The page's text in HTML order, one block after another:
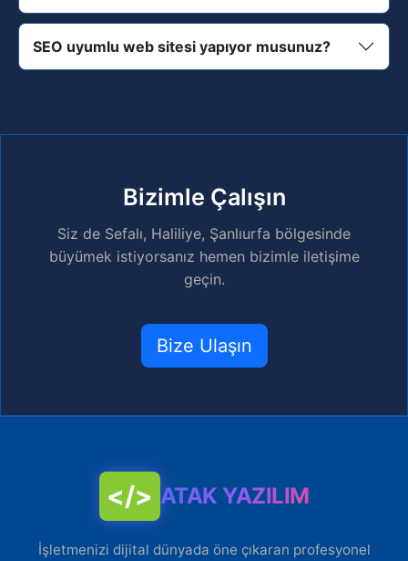
SEO uyumlu web sitesi yapıyor musunuz?
Bizimle Çalışın
Siz de Sefalı, Haliliye, Şanlıurfa bölgesinde
büyümek istiyorsanız hemen bizimle iletişime
geçin.
Bize Ulaşın
</> ATAK YAZILIM
İşletmenizi dijital dünyada öne çıkaran profesyonel